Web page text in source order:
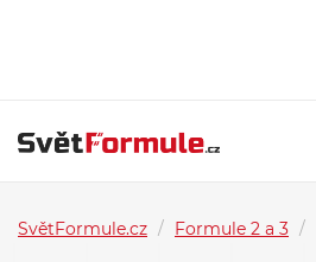
SvětFormule.cz / Formule 2 a 3 /